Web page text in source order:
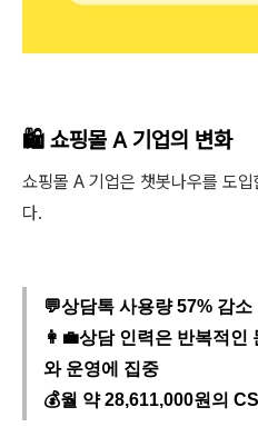
🛍 쇼핑몰 A 기업의 변화
쇼핑몰 A 기업은 챗봇나우를 도
다.
💬상담톡 사용량 57% 감소
👩‍💼상담 인력은 반복적인
와 운영에 집중
💰월 약 28,611,000원의